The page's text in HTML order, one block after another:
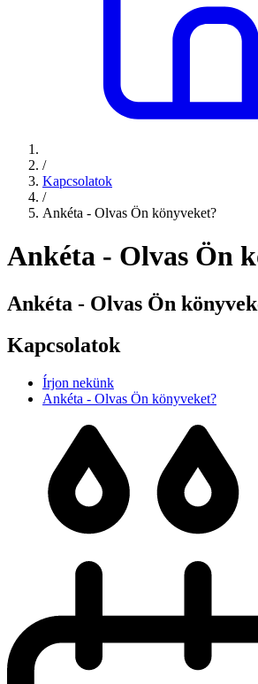
/
Kapcsolatok
/
Ankéta - Olvas Ön könyveket?
Ankéta - Olvas Ön
Ankéta - Olvas Ön
Kapcsolatok
Írjon nekünk
Ankéta - Olvas Ön könyveket?